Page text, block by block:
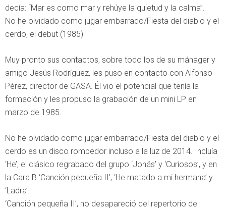
decía: “Mar es como mar y rehúye la quietud y la calma”.
No he olvidado como jugar embarrado/Fiesta del diablo y el
cerdo, el debut (1985)
Muy pronto sus contactos, sobre todo los de su mánager y
amigo Jesús Rodríguez, les puso en contacto con Alfonso
Pérez, director de GASA. Él vio el potencial que tenía la
formación y les propuso la grabación de un mini LP en
marzo de 1985.
No he olvidado como jugar embarrado/Fiesta del diablo y el
cerdo es un disco rompedor incluso a la luz de 2014. Incluía
‘He’, el clásico regrabado del grupo ‘Jonás’ y ‘Curiosos’, y en
la Cara B ‘Canción pequeña II’, ‘He matado a mi hermana’ y
‘Ladra’.
‘Canción pequeña II’, no desapareció del repertorio de